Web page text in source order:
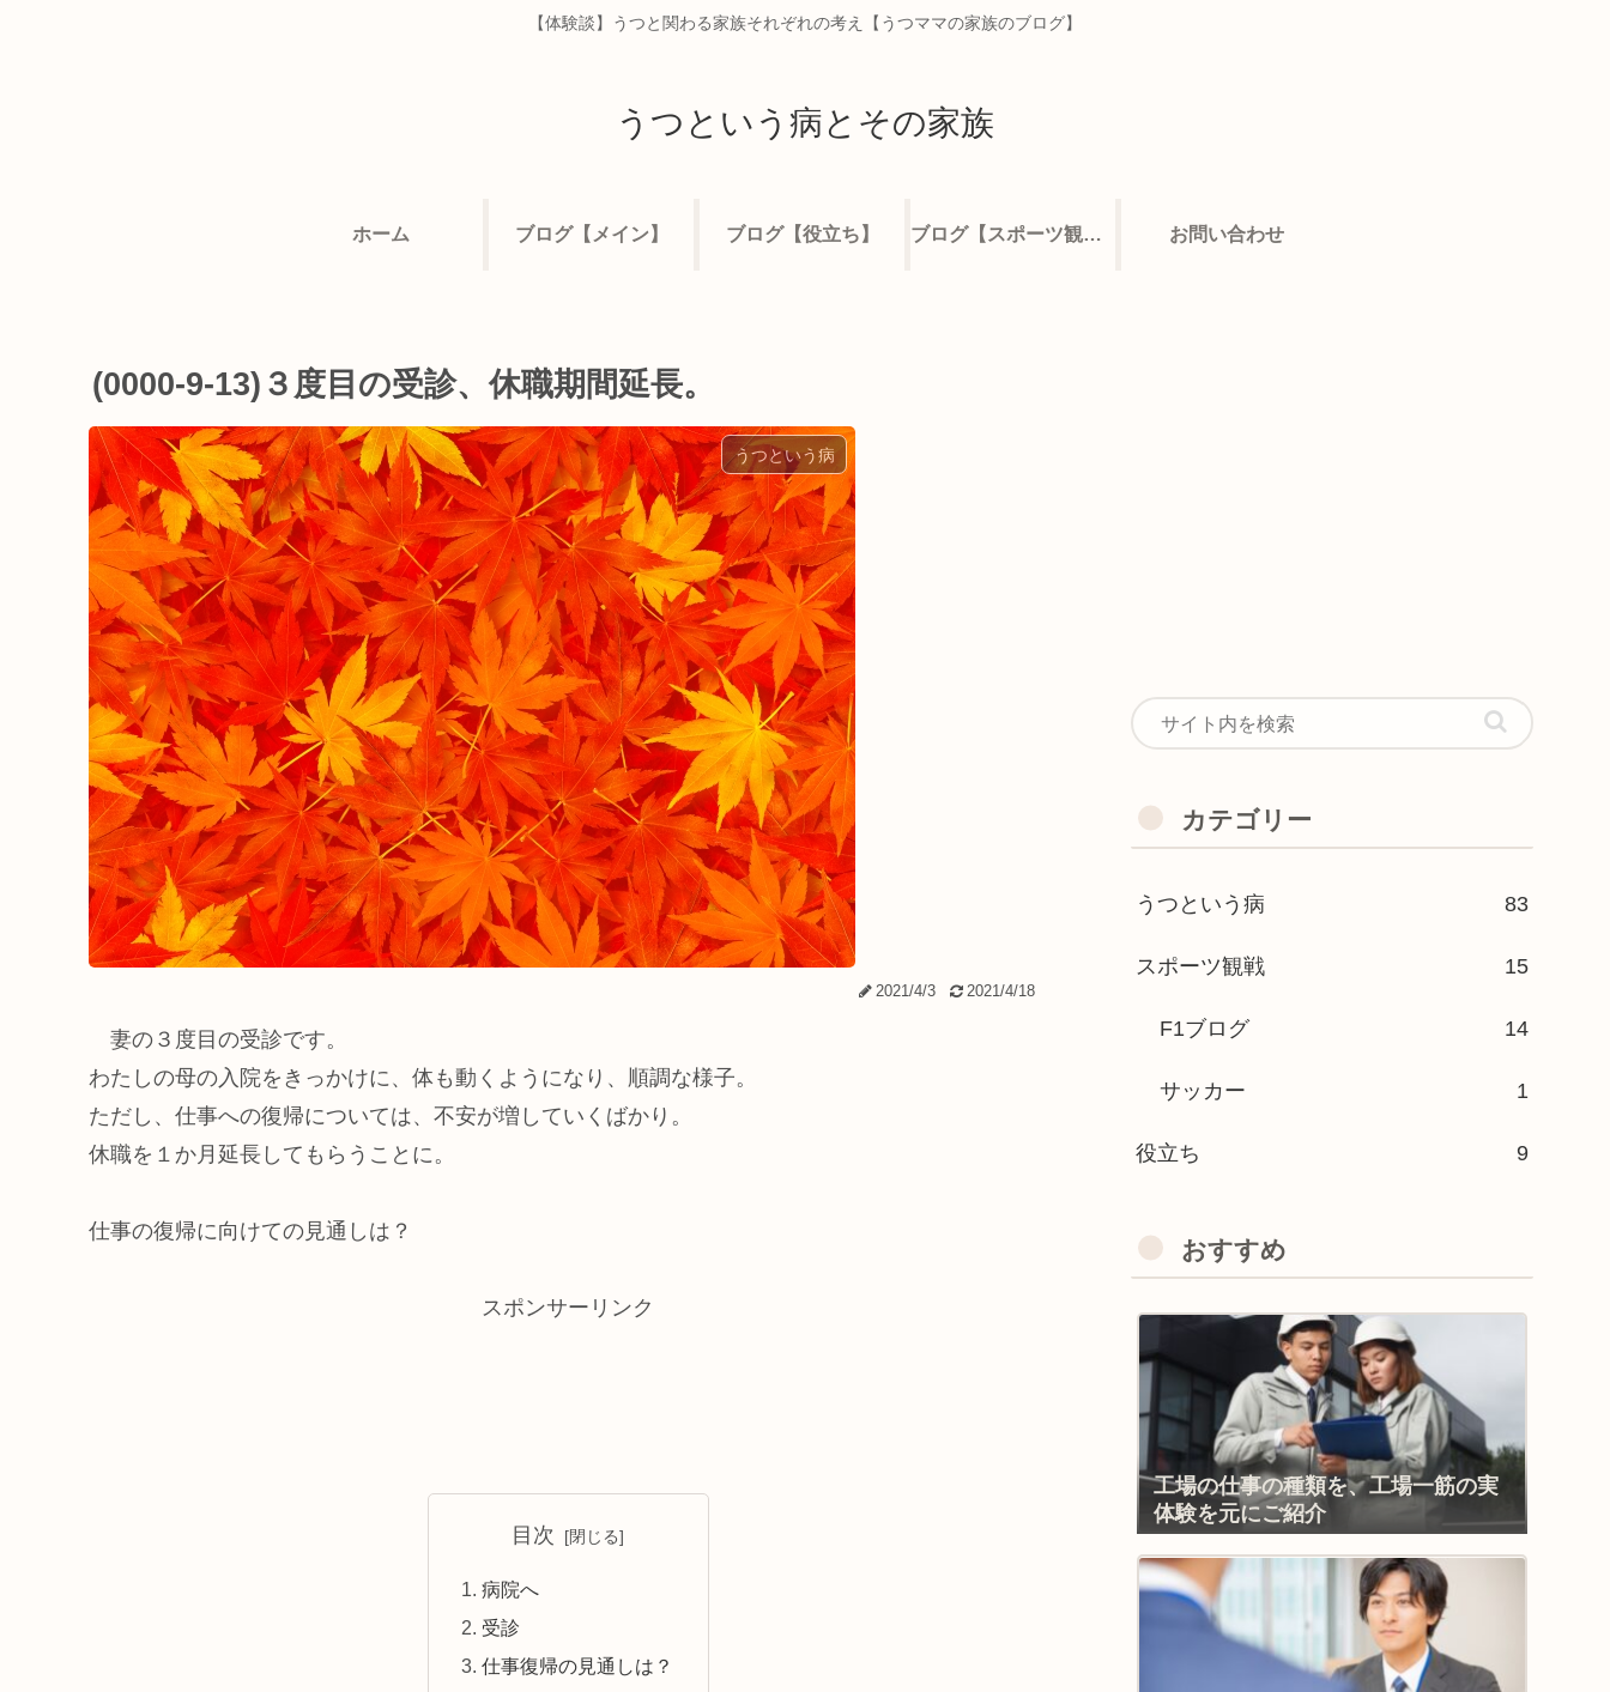
【体験談】うつと関わる家族それぞれの考え【うつママの家族のブログ】
うつという病とその家族
ホーム ブログ【メイン】 ブログ【役立ち】 ブログ【スポーツ観戦】 お問い合わせ
(0000-9-13)３度目の受診、休職期間延長。
うつという病
2021/4/3 2021/4/18
妻の３度目の受診です。
わたしの母の入院をきっかけに、体も動くようになり、順調な様子。
ただし、仕事への復帰については、不安が増していくばかり。
休職を１か月延長してもらうことに。
仕事の復帰に向けての見通しは？
スポンサーリンク
目次
病院へ
受診
仕事復帰の見通しは？
カテゴリー
うつという病 83
スポーツ観戦 15
F1ブログ 14
サッカー 1
役立ち 9
おすすめ
工場の仕事の種類を、工場一筋の実
体験を元にご紹介